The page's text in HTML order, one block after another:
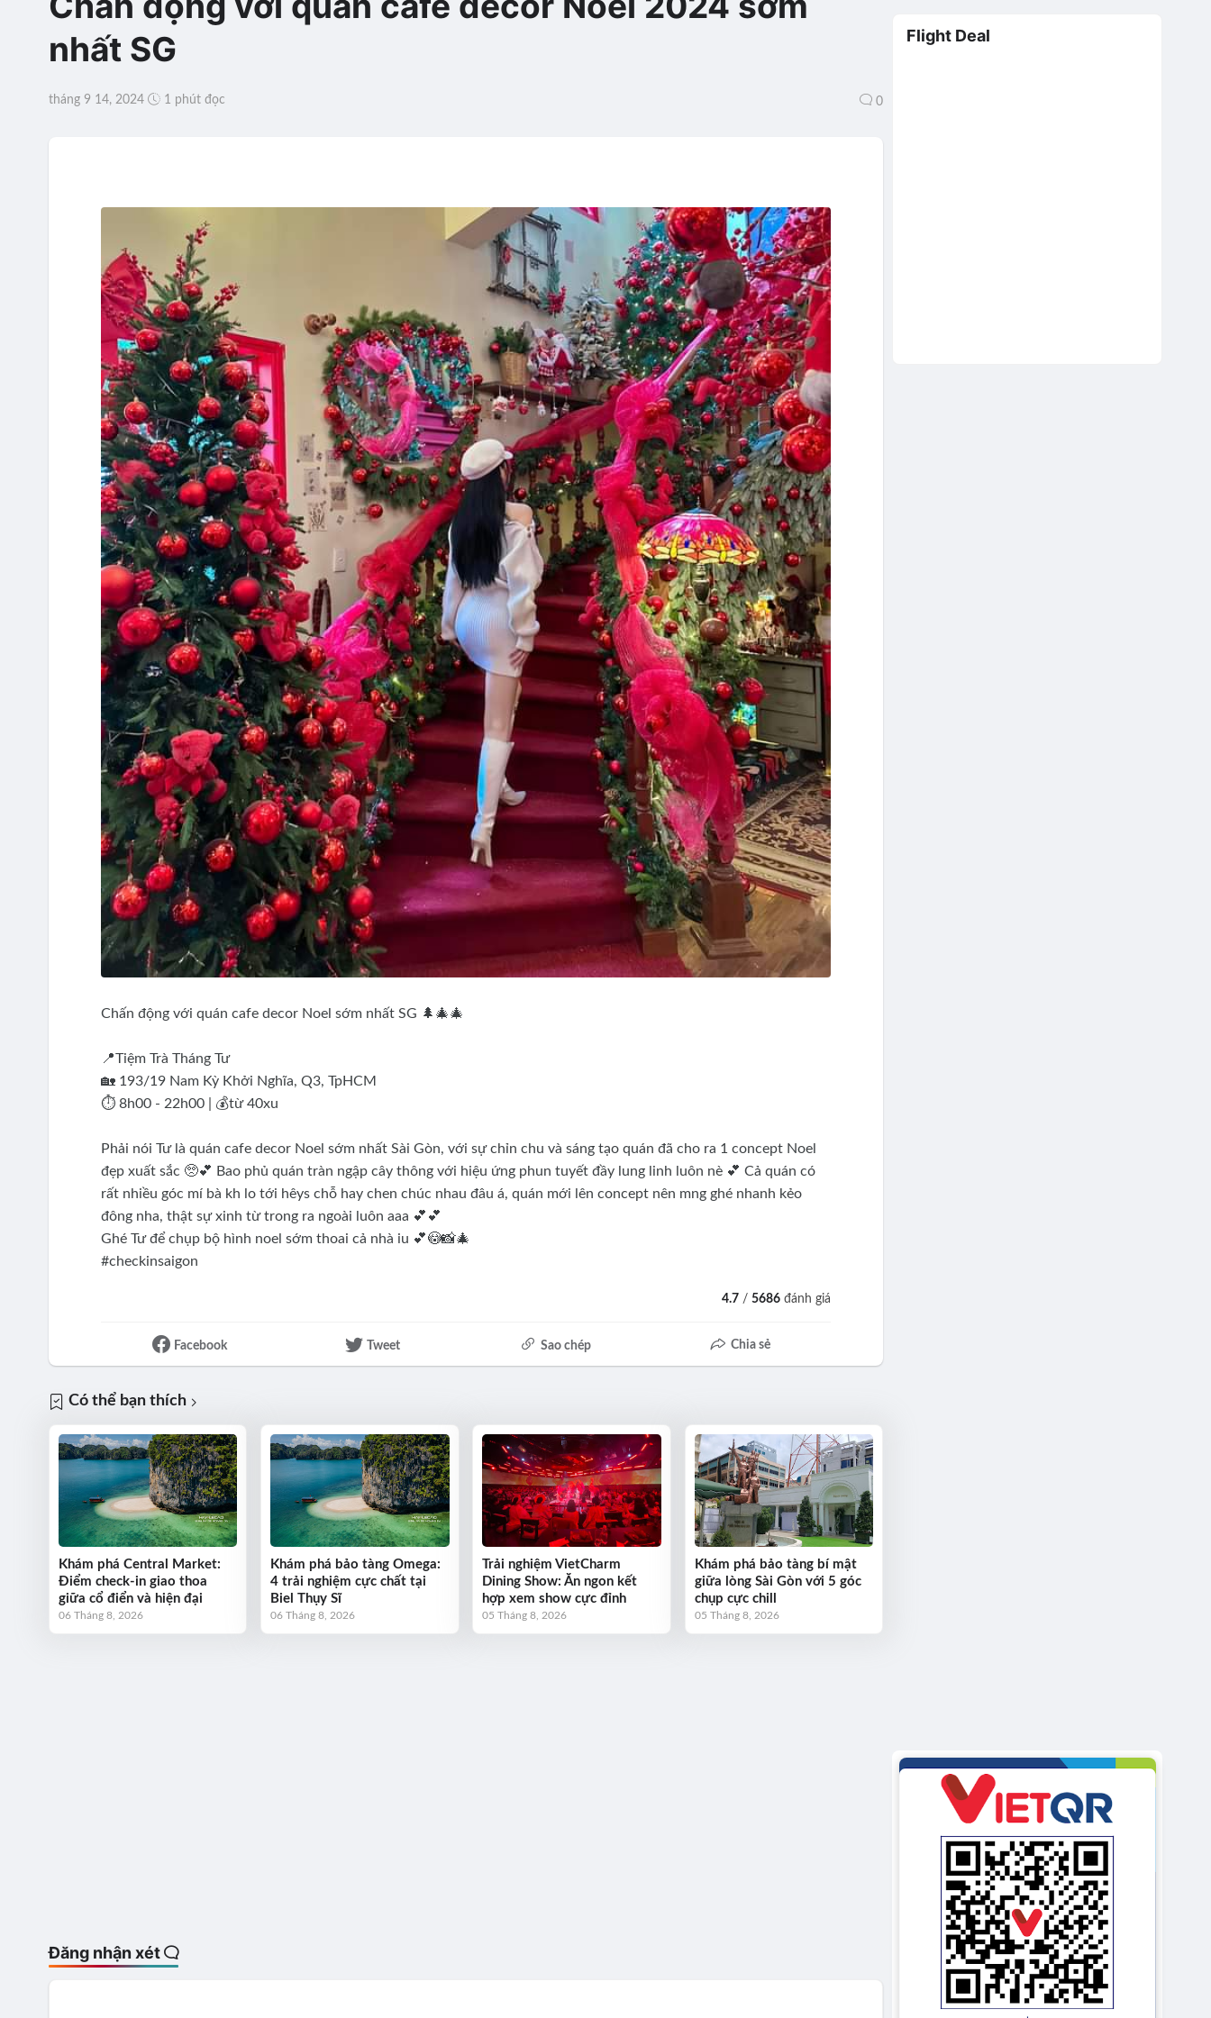
nhất SG
tháng 9 14, 2024 1 phút đọc 0
Chấn động với quán cafe decor Noel sớm nhất SG 🌲🎄🎄
📍Tiệm Trà Tháng Tư
🏡 193/19 Nam Kỳ Khởi Nghĩa, Q3, TpHCM
⏱ 8h00 - 22h00 | 💰từ 40xu
Phải nói Tư là quán cafe decor Noel sớm nhất Sài Gòn, với sự chỉn chu và sáng tạo quán đã cho ra 1 concept Noel
đẹp xuất sắc 🥺💕 Bao phủ quán tràn ngập cây thông với hiệu ứng phun tuyết đầy lung linh luôn nè 💕 Cả quán có
rất nhiều góc mí bà kh lo tới hêys chỗ hay chen chúc nhau đâu á, quán mới lên concept nên mng ghé nhanh kẻo
đông nha, thật sự xinh từ trong ra ngoài luôn aaa 💕💕
Ghé Tư để chụp bộ hình noel sớm thoai cả nhà iu 💕😳📸🎄
#checkinsaigon
4.7 /5686 đánh giá
Facebook Tweet Sao chép Chia sẻ
Có thể bạn thích
Khám phá Central Market:
Điểm check-in giao thoa
giữa cổ điển và hiện đại
06 Tháng 8, 2026
Khám phá bảo tàng Omega:
4 trải nghiệm cực chất tại
Biel Thụy Sĩ
06 Tháng 8, 2026
Trải nghiệm VietCharm
Dining Show: Ăn ngon kết
hợp xem show cực đỉnh
05 Tháng 8, 2026
Khám phá bảo tàng bí mật
giữa lòng Sài Gòn với 5 góc
chụp cực chill
05 Tháng 8, 2026
Đăng nhận xét
Flight Deal